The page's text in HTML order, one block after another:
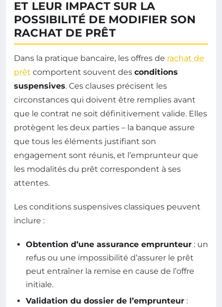
ET LEUR IMPACT SUR LA
POSSIBILITÉ DE MODIFIER SON
RACHAT DE PRÊT
Dans la pratique bancaire, les offres de rachat de
prêt comportent souvent des conditions
suspensives. Ces clauses précisent les
circonstances qui doivent être remplies avant
que le contrat ne soit définitivement valide. Elles
protègent les deux parties – la banque assure
que tous les éléments justifiant son
engagement sont réunis, et l’emprunteur que
les modalités du prêt correspondent à ses
attentes.
Les conditions suspensives classiques peuvent
inclure :
Obtention d’une assurance emprunteur : un
refus ou une impossibilité d’assurer le prêt
peut entraîner la remise en cause de l’offre
initiale.
Validation du dossier de l’emprunteur :